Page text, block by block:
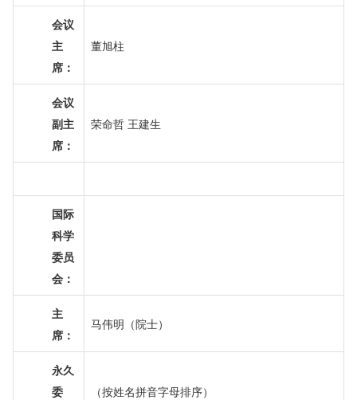
会议
主
席：
董旭柱
会议
副主
席：
荣命哲 王建生
国际
科学
委员
会：
主
席：
马伟明（院士）
永久
委
（按姓名拼音字母排序）